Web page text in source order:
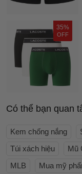
35%
OFF
Có thể bạn quan
Kem chống nắng
Túi xách hiệu
Mũ
MLB
Mua mỹ